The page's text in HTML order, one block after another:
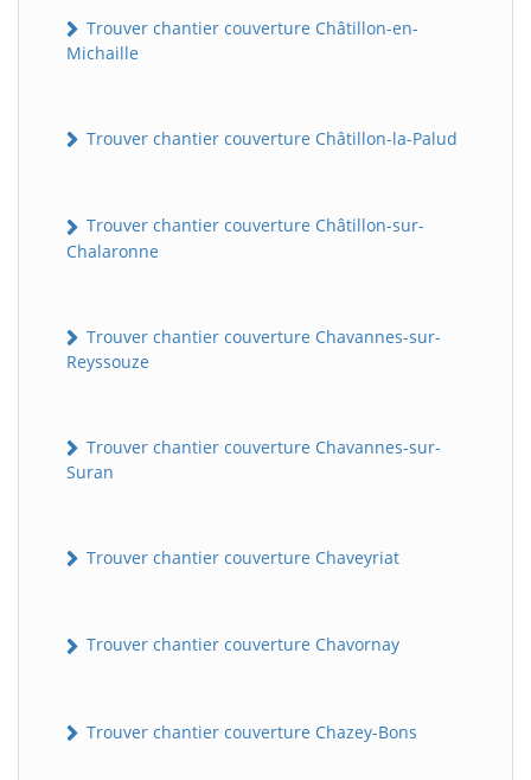
Trouver chantier couverture Châtillon-en-
Michaille
Trouver chantier couverture Châtillon-la-Palud
Trouver chantier couverture Châtillon-sur-
Chalaronne
Trouver chantier couverture Chavannes-sur-
Reyssouze
Trouver chantier couverture Chavannes-sur-
Suran
Trouver chantier couverture Chaveyriat
Trouver chantier couverture Chavornay
Trouver chantier couverture Chazey-Bons